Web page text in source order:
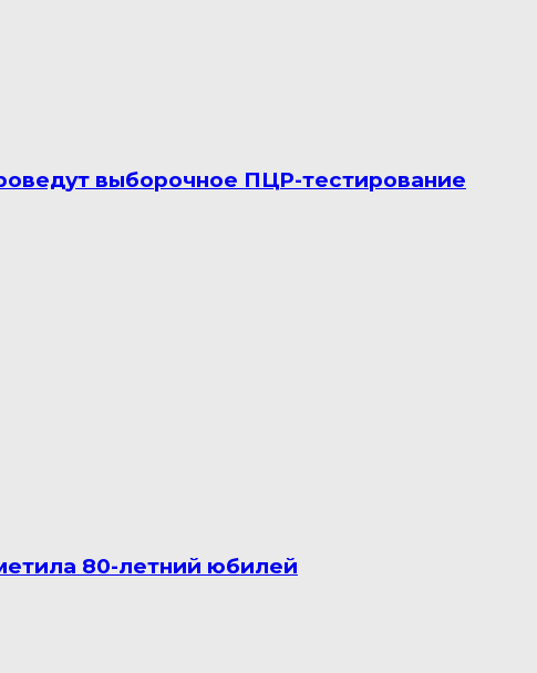
выборочное ПЦР-тестирование
80-летний юбилей